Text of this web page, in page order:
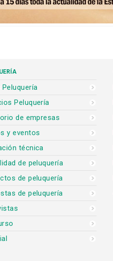
Peluquería
Peluquería
de empresas
y eventos
técnica
de peluquería
de peluquería
de peluquería